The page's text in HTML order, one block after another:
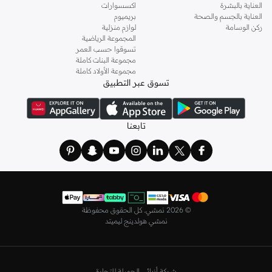
اختاريفساتين
أنيقة بتصاميم عصرية تناسب ذوقك، بقصّات طويلة أو قصيرة،
وباستايلات كاجوال أو رسمية. لدينا خيارات متعددة من علامات رائدة مثل
! اختاري من مجموعتنا قطعًا أنثوية مثل
، أو اقتني العبوات الاقتصادية التي تحتوي على كافة القطع الأساسية.
مريحة، بما في ذلك قمصان النوم والبيجامات من علامات
نعومي
وغيرها.
استعدي لأجواء الصيف مع مجموعتنا من ملابس السباحة التي تضم كل ما تحتاجينه،
مستلزمات الشاطئ أو المسبح.
من علامات رائدة مثلتمبرلاندو لاكوست وغانتوجيوردانووغيرها، لتكون دائمًا في أبهى
صورة سواء كنت متوجهاً إلى عملك أو تقضي عطلة نهاية الأسبوع برفقة أصدقائك
ستجد لدينا في مجموعة التيشيرتات والقمصان كل ما تحتاجه مع مجموعة متنوعة من
العناية بالبشرة
العناية بالجسم والصحة
ركن الوسامة
اكسسوارات
بريميوم
لوازم منزلية
المجموعة الرياضية
تسوقوا حسب العمر
مجموعة البنات كاملة
مجموعة الأولاد كاملة
تسوق عبر التطبيق
تابعنا
© 2026 نمشي. كل الحقوق محفوظة
نمشي هولدينج ليميتد